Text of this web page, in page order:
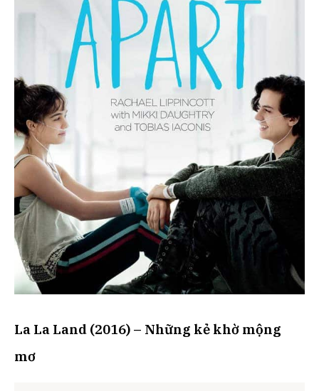
La La Land (2016) – Những kẻ khờ mộng
mơ